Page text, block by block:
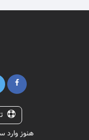
هنوز وارد